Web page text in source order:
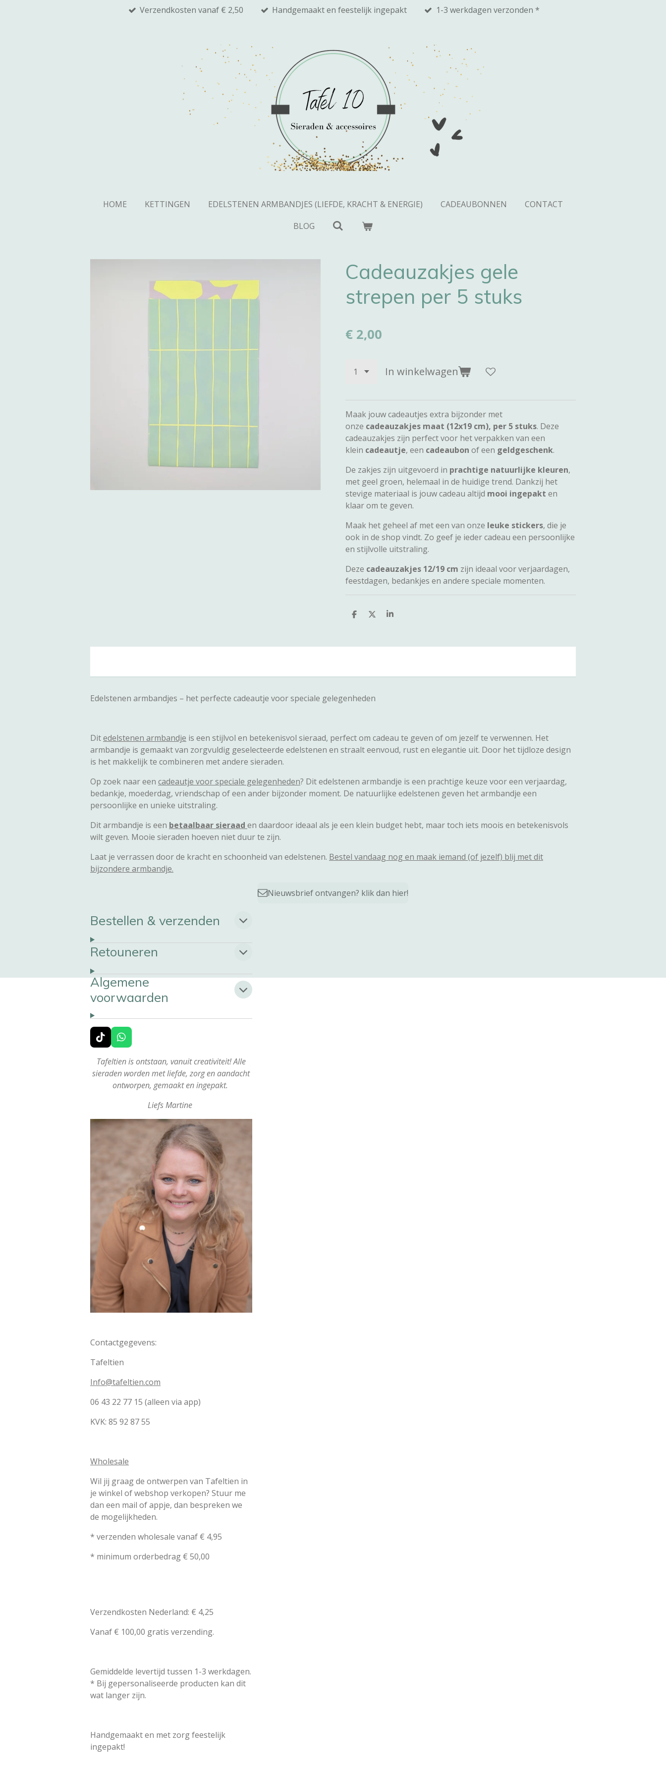
Verzendkosten vanaf € 2,50 Handgemaakt en feestelijk ingepakt 1-3 werkdagen verzonden *
HOME KETTINGEN EDELSTENEN ARMBANDJES (LIEFDE, KRACHT & ENERGIE) CADEAUBONNEN
CONTACT
BLOG
Cadeauzakjes gele
strepen per 5 stuks
€ 2,00
In winkelwagen
Maak jouw cadeautjes extra bijzonder met
onze cadeauzakjes maat (12x19 cm), per 5 stuks. Deze
cadeauzakjes zijn perfect voor het verpakken van een
klein cadeautje, een cadeaubon of een geldgeschenk.
De zakjes zijn uitgevoerd in prachtige natuurlijke kleuren,
met geel groen, helemaal in de huidige trend. Dankzij het
stevige materiaal is jouw cadeau altijd mooi ingepakt en
klaar om te geven.
Maak het geheel af met een van onze leuke stickers, die je
ook in de shop vindt. Zo geef je ieder cadeau een persoonlijke
en stijlvolle uitstraling.
Deze cadeauzakjes 12/19 cm zijn ideaal voor verjaardagen,
feestdagen, bedankjes en andere speciale momenten.
D
n
D
S
e
Edelstenen armbandjes – het perfecte cadeautje voor speciale gelegenheden
Ditedelstenen armbandje is een stijlvol en betekenisvol sieraad, perfect om cadeau te geven of om jezelf te verwennen. Het
armbandje is gemaakt van zorgvuldig geselecteerde edelstenen en straalt eenvoud, rust en elegantie uit. Door het tijdloze design
is het makkelijk te combineren met andere sieraden.
Op zoek naar een cadeautje voor speciale gelegenheden? Dit edelstenen armbandje is een prachtige keuze voor een verjaardag,
bedankje, moederdag, vriendschap of een ander bijzonder moment. De natuurlijke edelstenen geven het armbandje een
persoonlijke en unieke uitstraling.
Dit armbandje is een betaalbaar sieraad en daardoor ideaal als je een klein budget hebt, maar toch iets moois en betekenisvols
wilt geven. Mooie sieraden hoeven niet duur te zijn.
Laat je verrassen door de kracht en schoonheid van edelstenen. Bestel vandaag nog en maak iemand (of jezelf) blij met dit
bijzondere armbandje.
Nieuwsbrief ontvangen? klik dan hier!
Bestellen & verzenden
Retouneren
Algemene
voorwaarden
T
i
k
T
o
W
h
a
s
A
Tafeltien is ontstaan, vanuit creativiteit! Alle
sieraden worden met liefde, zorg en aandacht
ontworpen, gemaakt en ingepakt.
Liefs Martine
Contactgegevens:
Tafeltien
Info@tafeltien.com
06 43 22 77 15 (alleen via app)
KVK: 85 92 87 55
Wholesale
Wil jij graag de ontwerpen van Tafeltien in
je winkel of webshop verkopen? Stuur me
dan een mail of appje, dan bespreken we
de mogelijkheden.
* verzenden wholesale vanaf € 4,95
* minimum orderbedrag € 50,00
Verzendkosten Nederland: € 4,25
Vanaf € 100,00 gratis verzending.
Gemiddelde levertijd tussen 1-3 werkdagen.
* Bij gepersonaliseerde producten kan dit
wat langer zijn.
Handgemaakt en met zorg feestelijk
ingepakt!